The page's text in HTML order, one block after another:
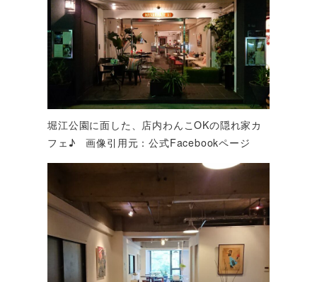
堀江公園に面した、店内わんこOKの隠れ家カ
フェ♪ 画像引用元：公式Facebookページ